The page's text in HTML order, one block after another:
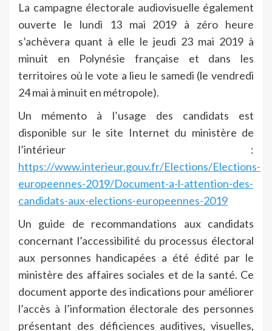
La campagne électorale audiovisuelle également
ouverte le lundi 13 mai 2019 à zéro heure
s’achèvera quant à elle le jeudi 23 mai 2019 à
minuit en Polynésie française et dans les
territoires où le vote a lieu le samedi (le vendredi
24 mai à minuit en métropole).
Un mémento à l’usage des candidats est
disponible sur le site Internet du ministère de
l’intérieur :
https://www.interieur.gouv.fr/Elections/Elections-
europeennes-2019/Document-a-l-attention-des-
candidats-aux-elections-europeennes-2019
Un guide de recommandations aux candidats
concernant l’accessibilité du processus électoral
aux personnes handicapées a été édité par le
ministère des affaires sociales et de la santé. Ce
document apporte des indications pour améliorer
l’accès à l’information électorale des personnes
présentant des déficiences auditives, visuelles,